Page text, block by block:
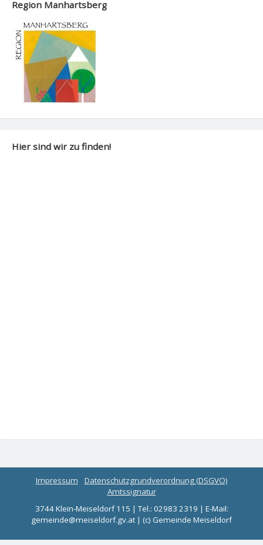
Region Manhartsberg
Hier sind wir zu finden!
Impressum
Datenschutzgrundverordnung (DSGVO)
Amtssignatur
3744 Klein-Meiseldorf 115 | Tel.: 02983 2319 | E-Mail:
gemeinde@meiseldorf.gv.at | (c) Gemeinde Meiseldorf